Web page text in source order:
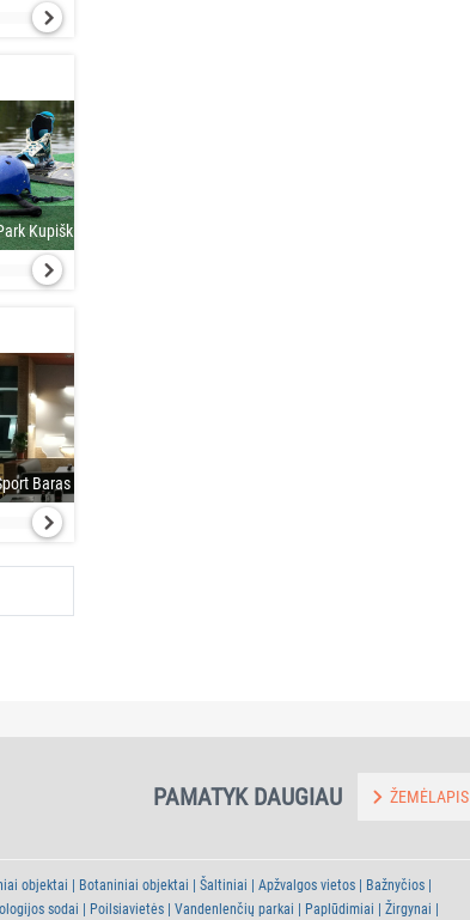
Kupiškis
Baras
PAMATYK DAUGIAU ŽEMĖLAPIS
objektai Botaniniai objektai Šaltiniai Apžvalgos vietos
Bažnyčios
sodai Poilsiavietės Vandenlenčių parkai Paplūdimiai Žirgynai